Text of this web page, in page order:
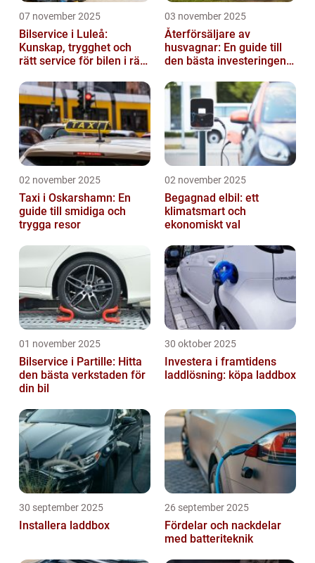
07 november 2025
Bilservice i Luleå:
Kunskap, trygghet och
rätt service för bilen i rätt
03 november 2025
Återförsäljare av
husvagnar: En guide till
den bästa investeringen
02 november 2025
Taxi i Oskarshamn: En
guide till smidiga och
trygga resor
02 november 2025
Begagnad elbil: ett
klimatsmart och
ekonomiskt val
01 november 2025
Bilservice i Partille: Hitta
den bästa verkstaden för
din bil
30 oktober 2025
Investera i framtidens
laddlösning: köpa laddbox
30 september 2025
Installera laddbox
26 september 2025
Fördelar och nackdelar
med batteriteknik